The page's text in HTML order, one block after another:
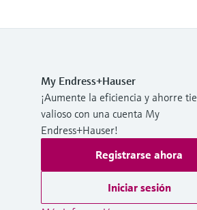
My Endress+Hauser
¡Aumente la eficiencia y ahorre
valioso con una cuenta My
Endress+Hauser!
Registrarse ahora
Iniciar sesión